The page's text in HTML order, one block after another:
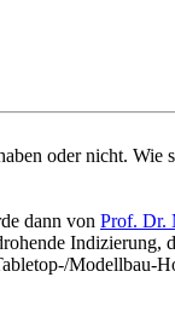
oder nicht.
dann von Prof. Dr.
Modellbau-